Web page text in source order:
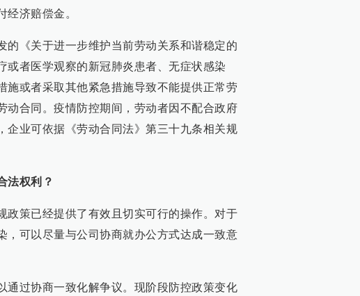
经济赔偿金。
的《关于进一步维护当前劳动关系和谐稳定的
或者医学观察的新冠肺炎患者、无症状感染
施或者采取其他紧急措施导致不能提供正常劳
动合同。疫情防控期间，劳动者因不配合政府
企业可依据《劳动合同法》第三十九条相关规
法权利？
政策已经提供了有效且切实可行的操作。对于
，可以尽量与公司协商就办公方式达成一致意
通过协商一致化解争议。现阶段防控政策变化